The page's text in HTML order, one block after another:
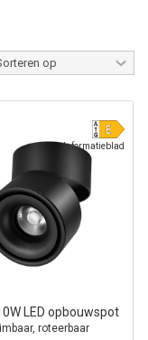
Informatieblad
LED opbouwspot
roteerbaar